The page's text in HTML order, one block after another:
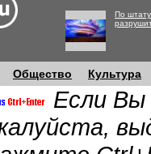
По
Общество Культура
Если Вы